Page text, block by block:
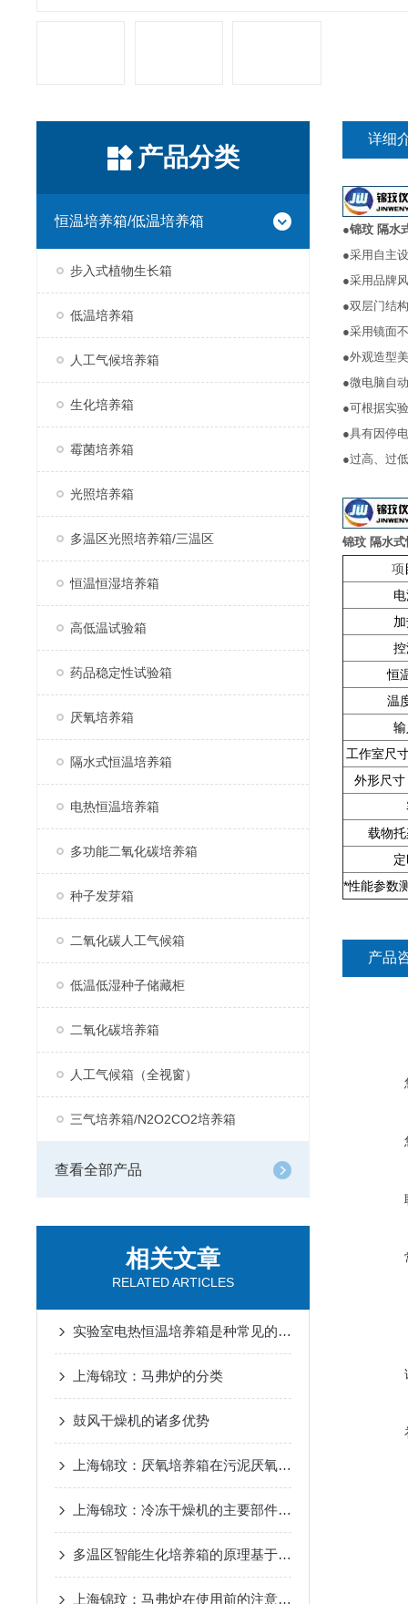
产品分类
恒温培养箱/低温培养箱
步入式植物生长箱
低温培养箱
人工气候培养箱
生化培养箱
霉菌培养箱
光照培养箱
多温区光照培养箱/三温区
恒温恒湿培养箱
高低温试验箱
药品稳定性试验箱
厌氧培养箱
隔水式恒温培养箱
电热恒温培养箱
多功能二氧化碳培养箱
种子发芽箱
二氧化碳人工气候箱
低温低湿种子储藏柜
二氧化碳培养箱
人工气候箱（全视窗）
三气培养箱/N2O2CO2培养箱
查看全部产品
相关文章
RELATED ARTICLES
实验室电热恒温培养箱是种常见的实验设备
上海锦玟：马弗炉的分类
鼓风干燥机的诸多优势
上海锦玟：厌氧培养箱在污泥厌氧消化实验中的应用
上海锦玟：冷冻干燥机的主要部件有哪些
多温区智能生化培养箱的原理基于反馈控制系统
上海锦玟：马弗炉在使用前的注意事项
详细
●锦玟 隔水
●采用自主
●采用品牌
●双层门结
●采用镜面
●外观造型
●微电脑自
●可根据实
●具有因停
●过高、过
锦玟 隔水
项
恒
温
工作室尺
外形尺
载物
*性能参数
产品